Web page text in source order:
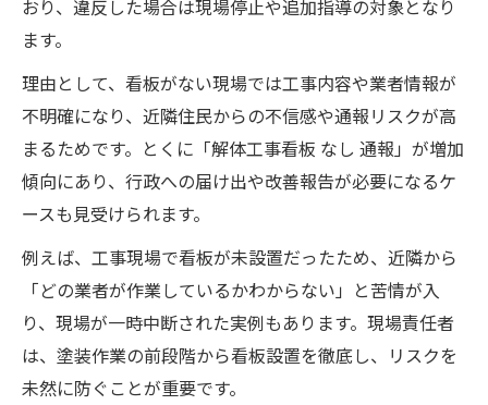
おり、違反した場合は現場停止や追加指導の対象となり
ます。
理由として、看板がない現場では工事内容や業者情報が
不明確になり、近隣住民からの不信感や通報リスクが高
まるためです。とくに「解体工事看板 なし 通報」が増加
傾向にあり、行政への届け出や改善報告が必要になるケ
ースも見受けられます。
例えば、工事現場で看板が未設置だったため、近隣から
「どの業者が作業しているかわからない」と苦情が入
り、現場が一時中断された実例もあります。現場責任者
は、塗装作業の前段階から看板設置を徹底し、リスクを
未然に防ぐことが重要です。